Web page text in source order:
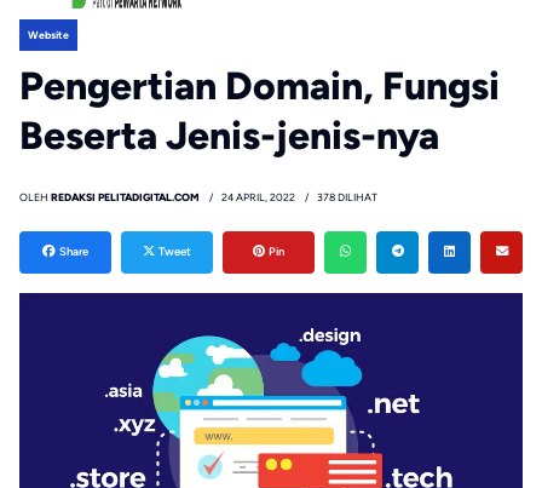
Website
Pengertian Domain, Fungsi
Beserta Jenis-jenis-nya
OLEH REDAKSI PELITADIGITAL.COM 24 APRIL, 2022 378 DILIHAT
Share Tweet Pin